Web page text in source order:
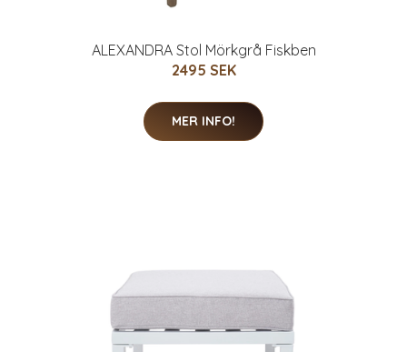
ALEXANDRA Stol Mörkgrå Fiskben
2495 SEK
MER INFO!